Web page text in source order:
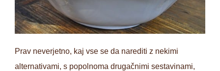
Prav neverjetno, kaj vse se da narediti z nekimi
alternativami, s popolnoma drugačnimi sestavinami,